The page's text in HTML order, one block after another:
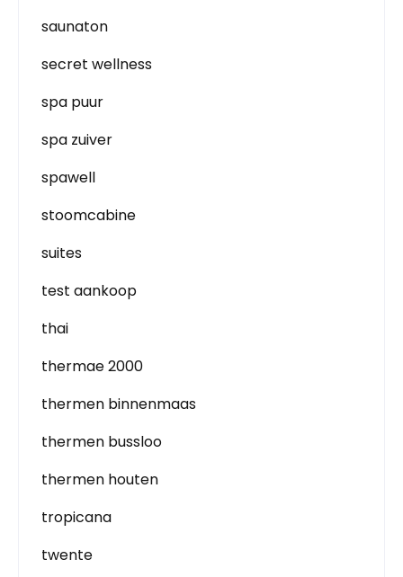
saunaton
secret wellness
spa puur
spa zuiver
spawell
stoomcabine
suites
test aankoop
thai
thermae 2000
thermen binnenmaas
thermen bussloo
thermen houten
tropicana
twente